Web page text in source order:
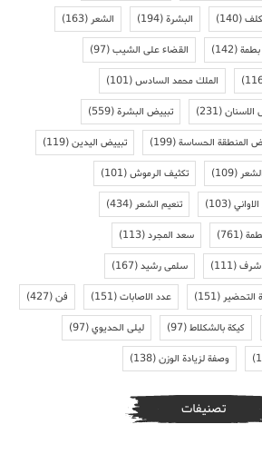
(140) البشرة(194) الشعر(163)
بطمة(142) القضاء على الشيب(97)
الملك محمد السادس(101)
الاسنان(231) تبييض البشرة(559)
المنطقة الحساسة(199) تبييض اليدين(119)
(109) تكثيف الرموش(101)
(103) تنعيم الشعر(434)
(761) سعد المجرد(113)
شرف(111) سلمى رشيد(167)
التحضير(151) عدد الاصابات(151) فن(427)
كيكة بالشكلاط(97) ليلى الحديوي(97)
وصفة لزيادة الوزن(138)
تصنيفات